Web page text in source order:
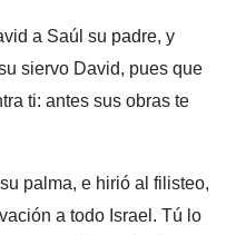
a Saúl su padre, y
siervo David, pues que
ti: antes sus obras te
palma, e hirió al filisteo,
a todo Israel. Tú lo